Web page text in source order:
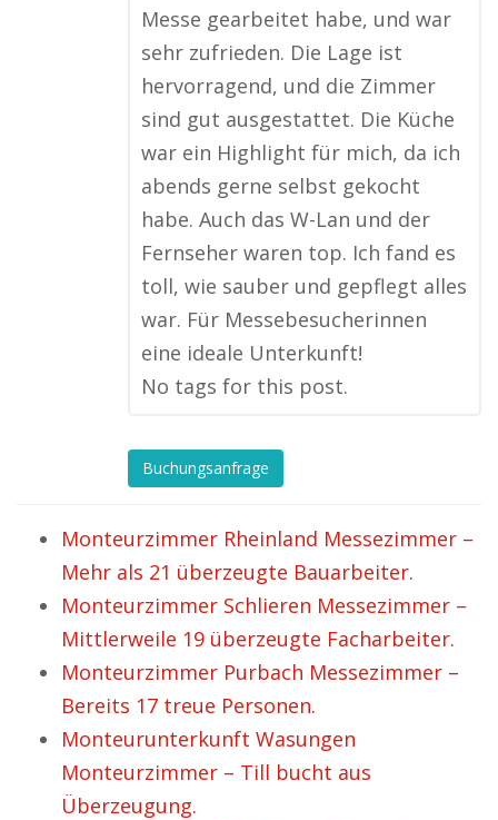
Messe gearbeitet habe, und war
sehr zufrieden. Die Lage ist
hervorragend, und die Zimmer
sind gut ausgestattet. Die Küche
war ein Highlight für mich, da ich
abends gerne selbst gekocht
habe. Auch das W-Lan und der
Fernseher waren top. Ich fand es
toll, wie sauber und gepflegt alles
war. Für Messebesucherinnen
eine ideale Unterkunft!
No tags for this post.
Buchungsanfrage
Monteurzimmer Rheinland Messezimmer –
Mehr als 21 überzeugte Bauarbeiter.
Monteurzimmer Schlieren Messezimmer –
Mittlerweile 19 überzeugte Facharbeiter.
Monteurzimmer Purbach Messezimmer –
Bereits 17 treue Personen.
Monteurunterkunft Wasungen
Monteurzimmer – Till bucht aus
Überzeugung.